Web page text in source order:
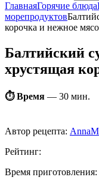
ГлавнаяГорячие блюда
морепродуктов
корочка и нежное мясо
Балтийский
хрустящая
⏱ Время — 30 мин.
Автор рецепта: AnnaM
Рейтинг:
Время приготовления: